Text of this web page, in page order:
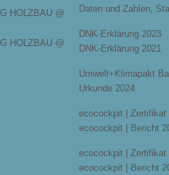
HOLZBAU @
HOLZBAU @
Daten und Zahlen,
DNK-Erklärung 2023
DNK-Erklärung 2021
Umwelt+Klimapakt
Urkunde 2024
ecocockpit | Zertifikat
ecocockpit | Bericht
ecocockpit | Zertifikat
ecocockpit | Bericht